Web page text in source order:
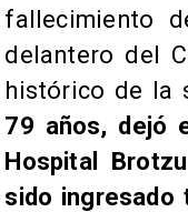
fallecimiento
delantero del
histórico de la
79 años, dejó
Hospital
sido